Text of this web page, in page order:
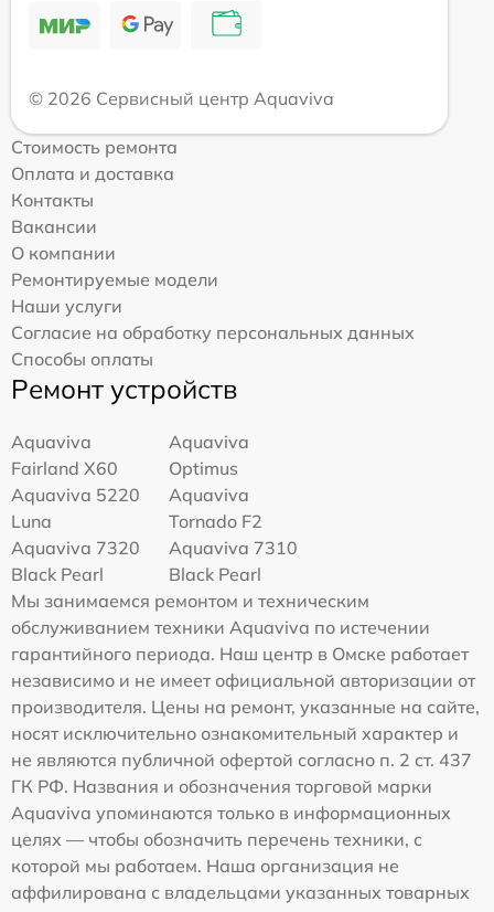
© 2026 Сервисный центр Aquaviva
Стоимость ремонта
Оплата и доставка
Контакты
Вакансии
О компании
Ремонтируемые модели
Наши услуги
Согласие на обработку персональных данных
Способы оплаты
Ремонт устройств
Aquaviva
Fairland X60
Aquaviva
Optimus
Aquaviva 5220
Luna
Aquaviva
Tornado F2
Aquaviva 7320
Black Pearl
Aquaviva 7310
Black Pearl
Мы занимаемся ремонтом и техническим
обслуживанием техники Aquaviva по истечении
гарантийного периода. Наш центр в Омске работает
независимо и не имеет официальной авторизации от
производителя. Цены на ремонт, указанные на сайте,
носят исключительно ознакомительный характер и
не являются публичной офертой согласно п. 2 ст. 437
ГК РФ. Названия и обозначения торговой марки
Aquaviva упоминаются только в информационных
целях — чтобы обозначить перечень техники, с
которой мы работаем. Наша организация не
аффилирована с владельцами указанных товарных